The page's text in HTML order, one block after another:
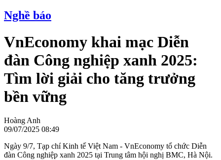
Nghề báo
VnEconomy khai mạc Diễn
đàn Công nghiệp xanh 2025:
Tìm lời giải cho tăng trưởng
bền vững
Hoàng Anh
09/07/2025 08:49
Ngày 9/7, Tạp chí Kinh tế Việt Nam - VnEconomy tổ chức Diễn
đàn Công nghiệp xanh 2025 tại Trung tâm hội nghị BMC, Hà Nội.